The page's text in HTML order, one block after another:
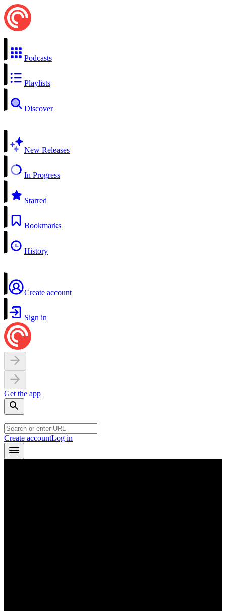
Podcasts
Playlists
Discover
New Releases
In Progress
Starred
Bookmarks
History
Create account
Sign in
Get the app
Create accountLog in